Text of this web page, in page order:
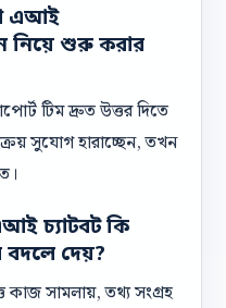
এআই
নিয়ে শুরু করার
টিম দ্রুত উত্তর দিতে
সুযোগ হারাচ্ছেন, তখন
চ্যাটবট কি
দেয়?
কাজ সামলায়, তথ্য সংগ্রহ